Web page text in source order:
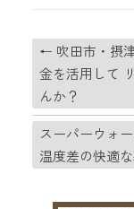
← 吹田市・摂
金を活用して
んか？
スーパーウォ
温度差の快適